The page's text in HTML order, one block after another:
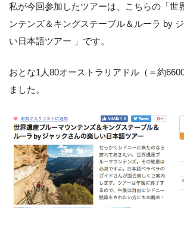
私が今回参加したツアーは、こちらの「世
ンテンズ＆キングステーブル＆ルーラ by
い日本語ツアー 」です。
おとな1人80オーストラリアドル（＝約
ました。